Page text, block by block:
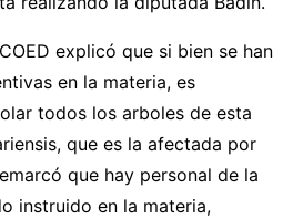
explicó que si bien se han
en la materia, es
todos los arboles de esta
que es la afectada por
que hay personal de la
instruido en la materia,